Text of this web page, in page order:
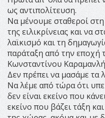
ως αντιπολίτευση.
Να μένουμε σταθεροί
της ειλικρίνειας και να
λαϊκισμό και τη
παράταξη από την εποχή
Κωνσταντίνου
Δεν πρέπει να μασάμε τα
Να λέμε από τώρα ότι
δεν είναι εκείνο που
εκείνο που βάζει τάξη